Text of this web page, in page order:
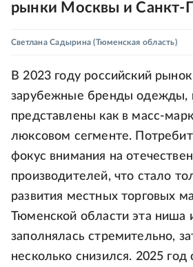
рынки Москвы и Санкт-
Светлана Садырина (Тюменская область)
В 2023 году российский
зарубежные бренды одежды,
представлены как в масс-
люксовом сегменте.
фокус внимания на
производителей, что стало
развития местных торговых
Тюменской области эта ниша
заполнялась стремительно,
несколько снизился. 2025